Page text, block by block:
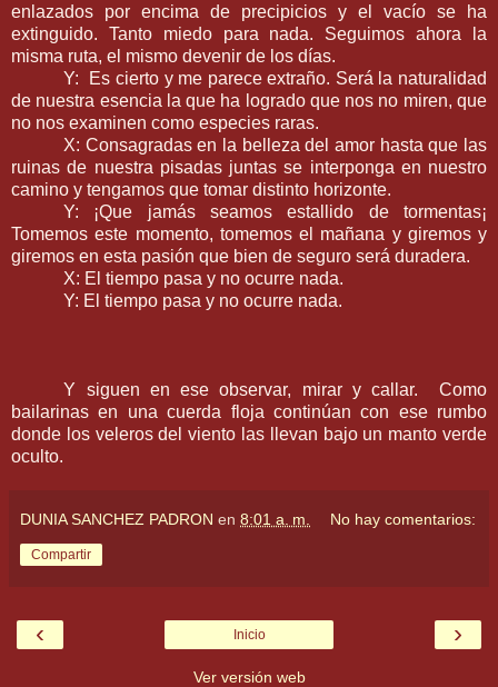
enlazados por encima de precipicios y el vacío se ha
extinguido. Tanto miedo para nada. Seguimos ahora la
misma ruta, el mismo devenir de los días.
Y: Es cierto y me parece extraño. Será la naturalidad
de nuestra esencia la que ha logrado que nos no miren, que
no nos examinen como especies raras.
X: Consagradas en la belleza del amor hasta que las
ruinas de nuestra pisadas juntas se interponga en nuestro
camino y tengamos que tomar distinto horizonte.
Y: ¡Que jamás seamos estallido de tormentas¡
Tomemos este momento, tomemos el mañana y giremos y
giremos en esta pasión que bien de seguro será duradera.
X: El tiempo pasa y no ocurre nada.
Y: El tiempo pasa y no ocurre nada.
Y siguen en ese observar, mirar y callar. Como
bailarinas en una cuerda floja continúan con ese rumbo
donde los veleros del viento las llevan bajo un manto verde
oculto.
DUNIA SANCHEZ PADRON en 8:01 a. m. No hay comentarios:
Compartir
‹ ›
Inicio
Ver versión web